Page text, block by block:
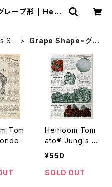
ープ形 | Heirl
Sh
Grape Shape=グレ
Tom
アル
・イ
Heirloom Tom
ato® Jung's F
ancy Mixed Pr
ルーム・トマト・
¥550
SOLD OUT